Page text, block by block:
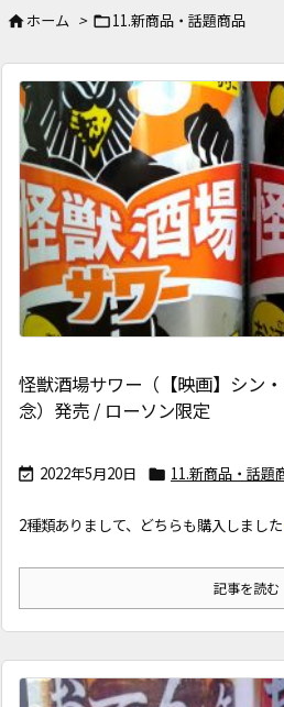
ホーム > 11.新商品・話題商品
怪獣酒場サワー（【映画】シン
念）発売 / ローソン限定
 2022年5月20日  11.新商品・話題
2種類ありまして、どちらも購入しました
記事を読む